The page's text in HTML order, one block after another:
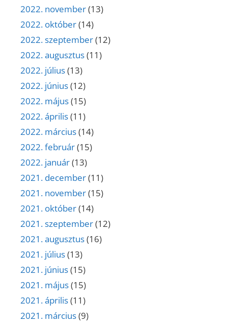
2022. november(13)
2022. október(14)
2022. szeptember(12)
2022. augusztus(11)
2022. július(13)
2022. június(12)
2022. május(15)
2022. április(11)
2022. március(14)
2022. február(15)
2022. január(13)
2021. december(11)
2021. november(15)
2021. október(14)
2021. szeptember(12)
2021. augusztus(16)
2021. július(13)
2021. június(15)
2021. május(15)
2021. április(11)
2021. március(9)